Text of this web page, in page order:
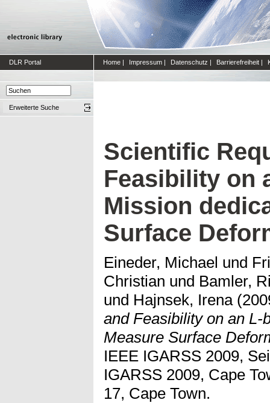
DLR Portal Home | Impressum | Datenschutz | Barrierefreiheit |
Erweiterte Suche
Scientific
Feasibility on
Mission
Surface
Eineder, Michael und
Christian und Bamler,
und Hajnsek, Irena
and Feasibility on an L-
Measure Surface
IEEE IGARSS 2009,
IGARSS 2009, Cape
17, Cape Town.